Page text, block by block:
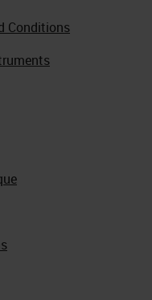
Conditions